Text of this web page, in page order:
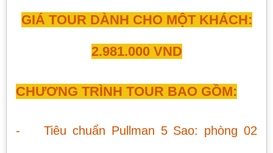
GIÁ TOUR DÀNH CHO MỘT KHÁCH:
2.981.000VND
CHƯƠNG TRÌNH TOUR BAO GỒM:
- Tiêu chuẩn Pullman 5 Sao: phòng 02